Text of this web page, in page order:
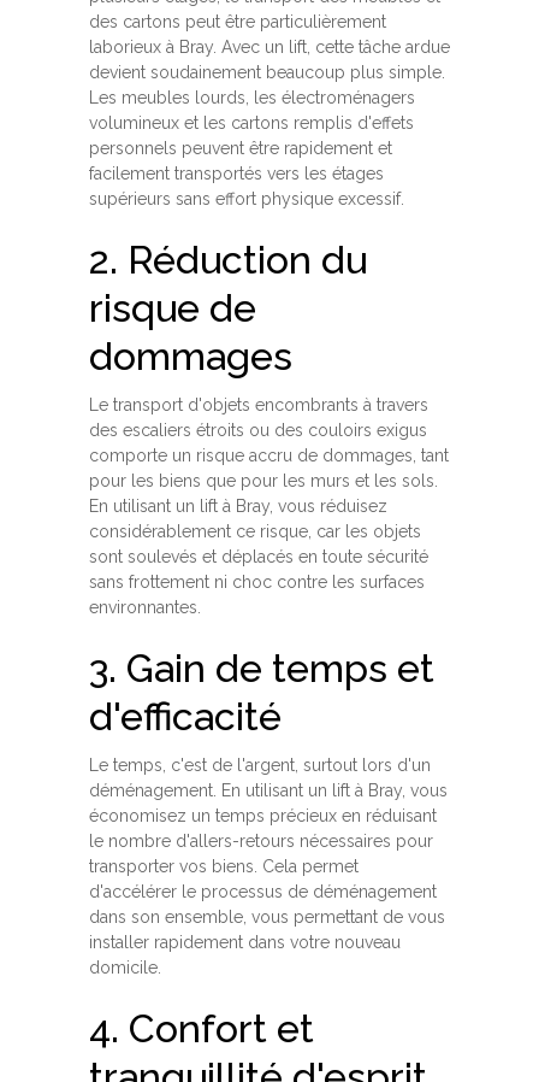
des cartons peut être particulièrement
laborieux à Bray. Avec un lift, cette tâche ardue
devient soudainement beaucoup plus simple.
Les meubles lourds, les électroménagers
volumineux et les cartons remplis d'effets
personnels peuvent être rapidement et
facilement transportés vers les étages
supérieurs sans effort physique excessif.
2. Réduction du
risque de
dommages
Le transport d'objets encombrants à travers
des escaliers étroits ou des couloirs exigus
comporte un risque accru de dommages, tant
pour les biens que pour les murs et les sols.
En utilisant un lift à Bray, vous réduisez
considérablement ce risque, car les objets
sont soulevés et déplacés en toute sécurité
sans frottement ni choc contre les surfaces
environnantes.
3. Gain de temps et
d'efficacité
Le temps, c'est de l'argent, surtout lors d'un
déménagement. En utilisant un lift à Bray, vous
économisez un temps précieux en réduisant
le nombre d'allers-retours nécessaires pour
transporter vos biens. Cela permet
d'accélérer le processus de déménagement
dans son ensemble, vous permettant de vous
installer rapidement dans votre nouveau
domicile.
4. Confort et